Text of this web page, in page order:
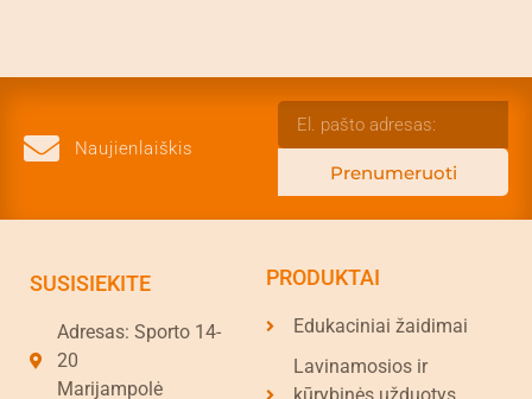
Naujienlaiškis
Prenumeruoti
SUSISIEKITE
Adresas: Sporto 14-
20
Marijampolė
PRODUKTAI
Edukaciniai žaidimai
Lavinamosios ir